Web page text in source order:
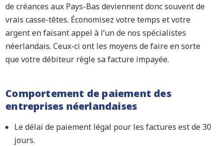
de créances aux Pays-Bas deviennent donc souvent de
vrais casse-têtes. Économisez votre temps et votre
argent en faisant appel à l’un de nos spécialistes
néerlandais. Ceux-ci ont les moyens de faire en sorte
que votre débiteur règle sa facture impayée.
Comportement de paiement des
entreprises néerlandaises
Le délai de paiement légal pour les factures est de 30
jours.